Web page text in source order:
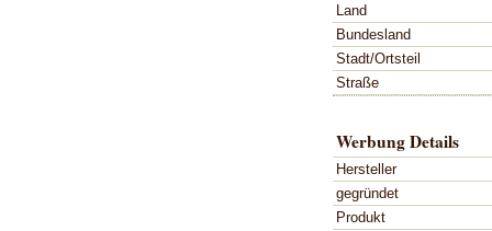
Land
Bundesland
Stadt/Ortsteil
Straße
Werbung Details
Hersteller
gegründet
Produkt